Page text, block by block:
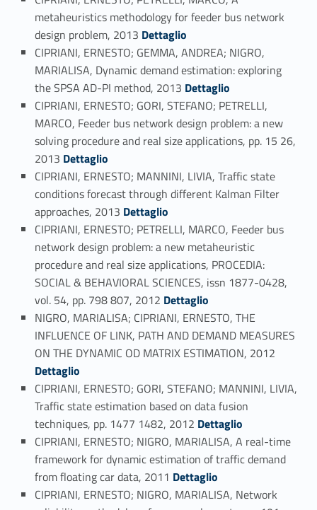
metaheuristics methodology for feeder bus network
design problem, 2013 Link identifier #identifier_person_84905-63
Dettaglio
CIPRIANI, ERNESTO; GEMMA, ANDREA; NIGRO,
MARIALISA, Dynamic demand estimation: exploring
the SPSA AD-PI method, 2013 Link identifier #identifier_person_168294-64
Dettaglio
CIPRIANI, ERNESTO; GORI, STEFANO; PETRELLI,
MARCO, Feeder bus network design problem: a new
solving procedure and real size applications, pp. 15 26,
2013 Link identifier #identifier_person_184212-65
Dettaglio
CIPRIANI, ERNESTO; MANNINI, LIVIA, Traffic state
conditions forecast through different Kalman Filter
approaches, 2013 Link identifier #identifier_person_180109-66
Dettaglio
CIPRIANI, ERNESTO; PETRELLI, MARCO, Feeder bus
network design problem: a new metaheuristic
procedure and real size applications, PROCEDIA:
SOCIAL & BEHAVIORAL SCIENCES, issn 1877-0428,
vol. 54, pp. 798 807, 2012 Link identifier #identifier_person_199290-67
Dettaglio
NIGRO, MARIALISA; CIPRIANI, ERNESTO, THE
INFLUENCE OF LINK, PATH AND DEMAND MEASURES
ON THE DYNAMIC OD MATRIX ESTIMATION, 2012
Dettaglio
CIPRIANI, ERNESTO; GORI, STEFANO; MANNINI, LIVIA,
Traffic state estimation based on data fusion
techniques, pp. 1477 1482, 2012 Link identifier #identifier_person_180754-69
Dettaglio
CIPRIANI, ERNESTO; NIGRO, MARIALISA, A real-time
framework for dynamic estimation of traffic demand
from floating car data, 2011 Link identifier #identifier_person_198898-70
Dettaglio
CIPRIANI, ERNESTO; NIGRO, MARIALISA, Network